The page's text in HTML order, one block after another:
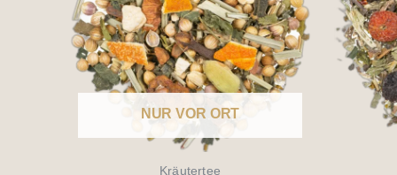
NUR VOR ORT
Kräutertee